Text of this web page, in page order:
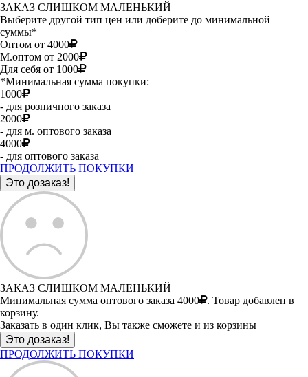
ЗАКАЗ СЛИШКОМ МАЛЕНЬКИЙ
Выберите другой тип цен или доберите до минимальной
суммы*
Оптом от 4000
М.оптом от 2000
Для себя от 1000
*Минимальная сумма покупки:
1000
- для розничного заказа
2000
- для м. оптового заказа
4000
- для оптового заказа
ПРОДОЛЖИТЬ ПОКУПКИ
ЗАКАЗ СЛИШКОМ МАЛЕНЬКИЙ
Минимальная сумма оптового заказа 4000
. Товар добавлен в
корзину.
Заказать в один клик, Вы также сможете и из корзины
ПРОДОЛЖИТЬ ПОКУПКИ